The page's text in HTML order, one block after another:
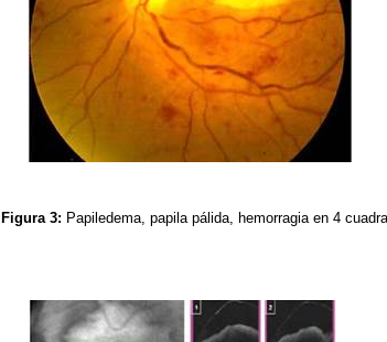
Figura 3: Papiledema, papila pálida, hemorragia en 4